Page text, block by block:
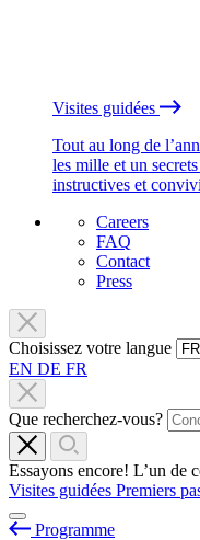
Visites guidées
Tout au long de
les mille et un
instructives et
Careers
FAQ
Contact
Press
Choisissez votre langue
EN DE FR
Que recherchez-vous?
Essayons encore! L’un de
Visites guidées Premiers
Programme